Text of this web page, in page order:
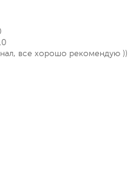
все хорошо рекомендую ))